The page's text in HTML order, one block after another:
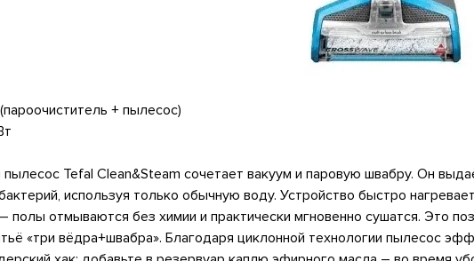
+ пылесос)
Tefal Clean&Steam сочетает вакуум и паровую швабру. Он
используя только обычную воду. Устройство быстро
полы отмываются без химии и практически мгновенно сушатся. Это
«три вёдра+швабра». Благодаря циклонной технологии пылесос